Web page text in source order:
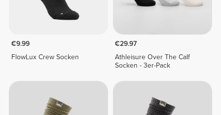
€9.99
FlowLux Crew Socken
€29.97
Athleisure Over The Calf
Socken - 3er-Pack